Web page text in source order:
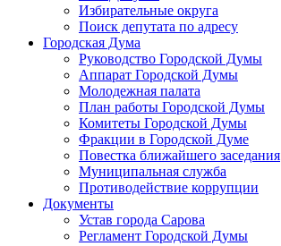
Избирательные округа
Поиск депутата по адресу
Городская Дума
Руководство Городской Думы
Аппарат Городской Думы
Молодежная палата
План работы Городской Думы
Комитеты Городской Думы
Фракции в Городской Думе
Повестка ближайшего заседания
Муниципальная служба
Противодействие коррупции
Документы
Устав города Сарова
Регламент Городской Думы